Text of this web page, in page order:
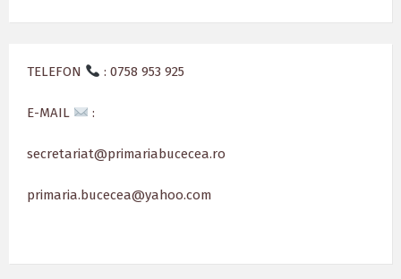
TELEFON : 0758 953 925
E-MAIL :
secretariat@primariabucecea.ro
primaria.bucecea@yahoo.com